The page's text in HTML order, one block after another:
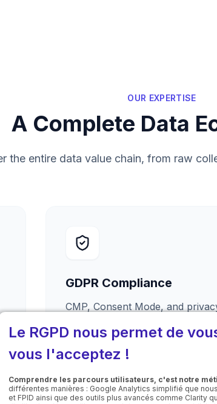
OUR EXPERTISE
A Complete Data
the entire data value chain, from raw
GDPR Compliance
CMP, Consent Mode, and
performance.
CMP Consent Mode Legal
Le RGPD nous permet de
vous l'acceptez !
Comprendre les parcours utilisateurs, c'est notre
différentes manières : Google Analytics simplifié que
et FPID ainsi que des outils plus avancés comme Clarity